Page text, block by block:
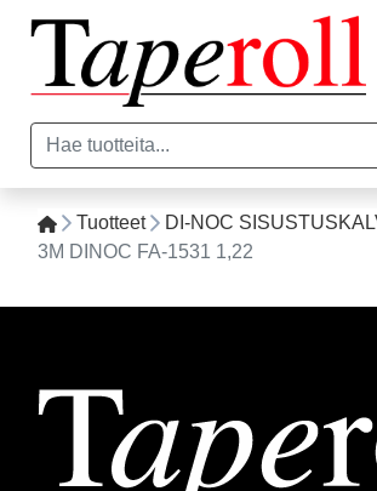
Tuotteet
DI-NOC
3M DINOC FA-1531 1,22